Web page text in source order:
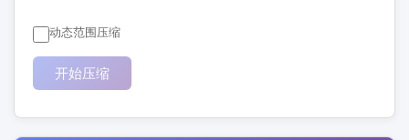
动态范围压缩
开始压缩